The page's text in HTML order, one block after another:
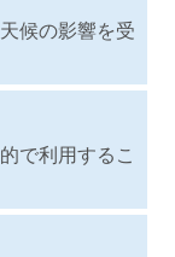
候の影響を受
で利用するこ